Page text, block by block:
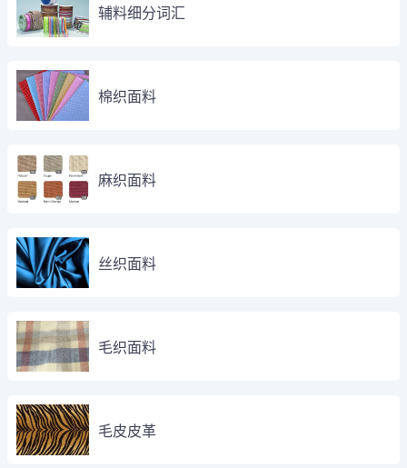
辅料细分词汇
棉织面料
麻织面料
丝织面料
毛织面料
毛皮皮革